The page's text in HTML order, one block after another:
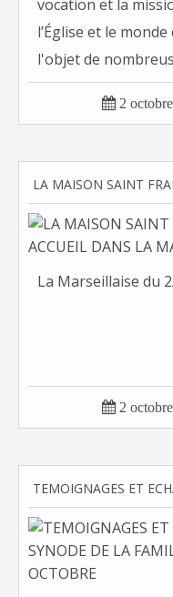
vocation et la
l’Église et le
l'objet de
 2
La Marseillaise du
 2